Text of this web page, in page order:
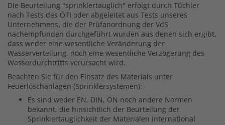
Die Beurteilung "sprinklertauglich" erfolgt durch Tüchler
nach Tests des ÖTI oder abgeleitet aus Tests unseres
Unternehmens, die der Prüfanordnung der VdS
nachempfunden durchgeführt wurden aus denen sich ergibt,
dass weder eine wesentliche Veränderung der
Wasserverteilung, noch eine wesentliche Verzögerung des
Wasserdurchtritts verursacht wird.
Beachten Sie für den Einsatz des Materials unter
Feuerlöschanlagen (Sprinklersystemen):
Es sind weder EN, DIN, ÖN noch andere Normen
bekannt, die hinsichtlich der Beurteilung der
Sprinklertauglichkeit der Materialen international